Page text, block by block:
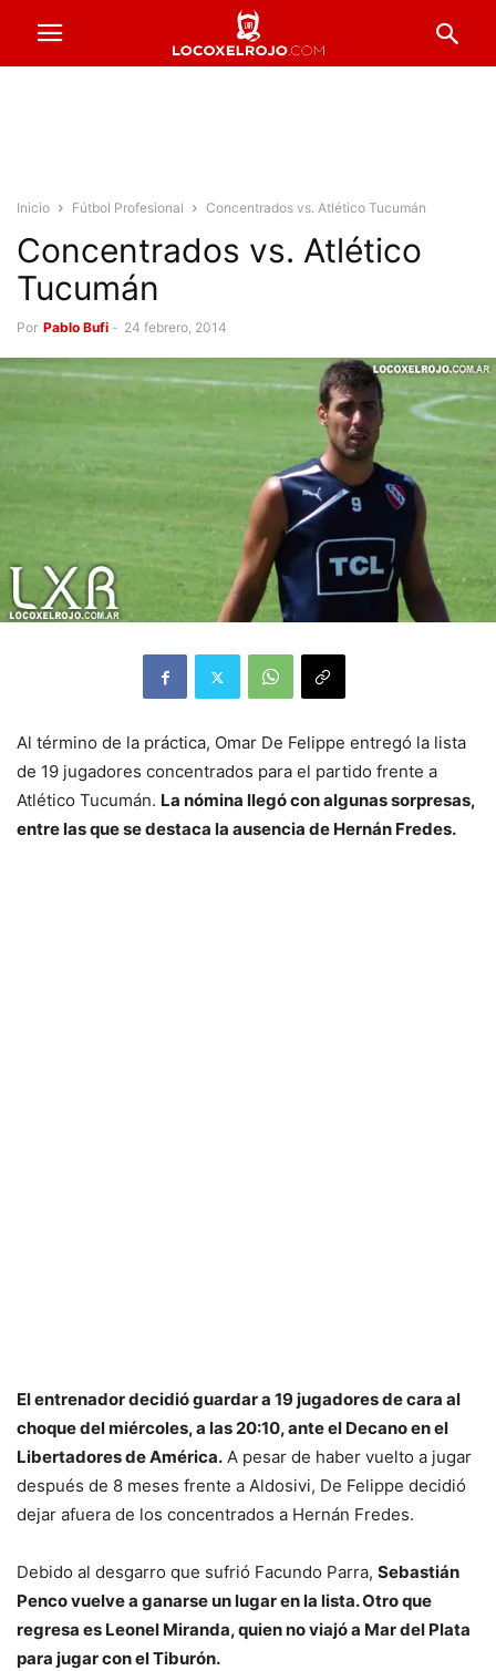
Inicio Fútbol Profesional Concentrados vs. Atlético Tucumán
Concentrados vs. Atlético
Tucumán
Por Pablo Bufi - 24 febrero, 2014
Al término de la práctica, Omar De Felippe entregó la lista
de 19 jugadores concentrados para el partido frente a
Atlético Tucumán. La nómina llegó con algunas sorpresas,
entre las que se destaca la ausencia de Hernán Fredes.
El entrenador decidió guardar a 19 jugadores de cara al
choque del miércoles, a las 20:10, ante el Decano en el
Libertadores de América. A pesar de haber vuelto a jugar
después de 8 meses frente a Aldosivi, De Felippe decidió
dejar afuera de los concentrados a Hernán Fredes.
Debido al desgarro que sufrió Facundo Parra, Sebastián
Penco vuelve a ganarse un lugar en la lista. Otro que
regresa es Leonel Miranda, quien no viajó a Mar del Plata
para jugar con el Tiburón.